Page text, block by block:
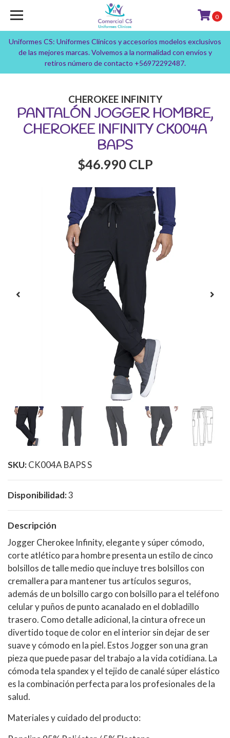
Uniformes CS: Uniformes Clínicos y accesorios modelos exclusivos
de las mejores marcas. Volvemos a la normalidad con envíos y
retiros número de contacto +56972292487.
0
CHEROKEE INFINITY
PANTALÓN JOGGER HOMBRE,
CHEROKEE INFINITY CK004A
BAPS
$46.990 CLP
SKU:CK004A BAPS S
Disponibilidad:3
Descripción
Jogger Cherokee Infinity, elegante y súper cómodo,
corte atlético para hombre presenta un estilo de cinco
bolsillos de talle medio que incluye tres bolsillos con
cremallera para mantener tus artículos seguros,
además de un bolsillo cargo con bolsillo para el teléfono
celular y puños de punto acanalado en el dobladillo
trasero. Como detalle adicional, la cintura ofrece un
divertido toque de color en el interior sin dejar de ser
suave y cómodo en la piel. Estos Jogger son una gran
pieza que puede pasar del trabajo a la vida cotidiana. La
cómoda tela spandex y el tejido de canalé súper elástico
es la combinación perfecta para los profesionales de la
salud.
Materiales y cuidado del producto: